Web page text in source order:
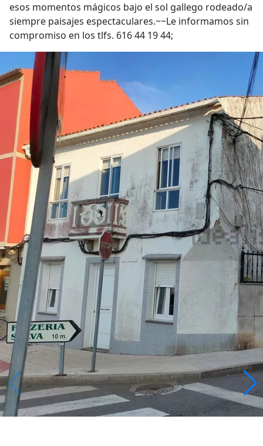
esos momentos mágicos bajo el sol gallego rodeado/a
siempre paisajes espectaculares.~~Le informamos sin
compromiso en los tlfs. 616 44 19 44;